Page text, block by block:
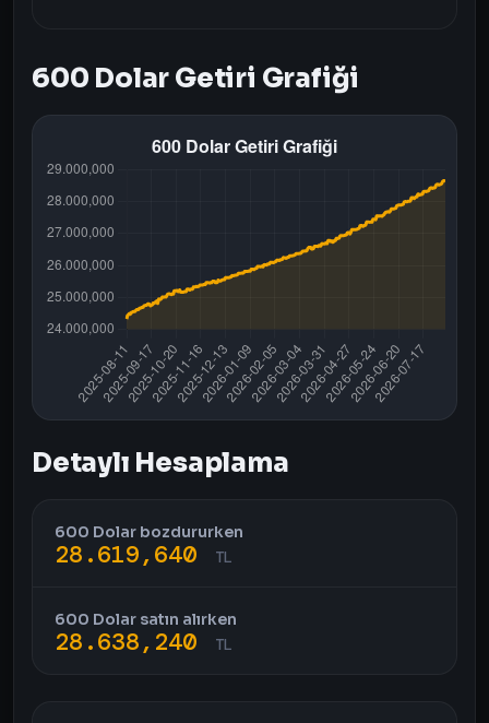
600 Dolar Getiri Grafiği
Detaylı Hesaplama
600 Dolar bozdururken
28.619,640 TL
600 Dolar satın alırken
28.638,240 TL